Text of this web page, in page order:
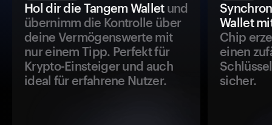
Hol dir die Tangem Walletund
übernimm die Kontrolle über
deine Vermögenswerte mit
nur einem Tipp. Perfekt für
Krypto-Einsteiger und auch
ideal für erfahrene Nutzer.
Wallet
Chip
einen
sicher.